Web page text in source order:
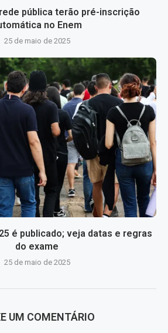
pública terão pré-inscrição
no Enem
25 de maio de 2025
é publicado; veja datas e regras
do exame
25 de maio de 2025
UM COMENTÁRIO